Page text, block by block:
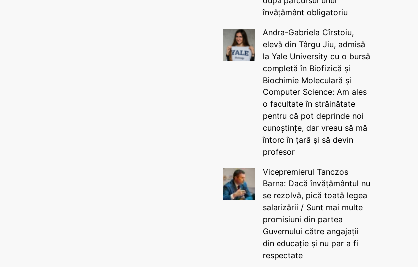
învățământ obligatoriu
Andra-Gabriela Cîrstoiu,
elevă din Târgu Jiu, admisă
la Yale University cu o bursă
completă în Biofizică și
Biochimie Moleculară și
Computer Science: Am ales
o facultate în străinătate
pentru că pot deprinde noi
cunoștințe, dar vreau să mă
întorc în țară și să devin
profesor
Vicepremierul Tanczos
Barna: Dacă învățământul nu
se rezolvă, pică toată legea
salarizării / Sunt mai multe
promisiuni din partea
Guvernului către angajații
din educație și nu par a fi
respectate